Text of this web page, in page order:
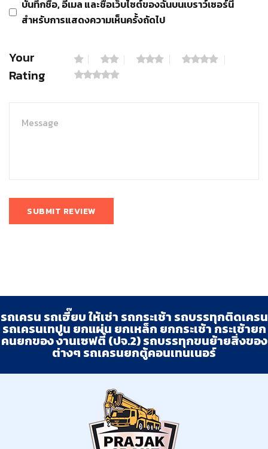
บันทึกชื่อ, อีเมล และชื่อเว็บไซต์ของฉันบนเบราว์เซอร์นี้
สำหรับการแสดงความเห็นครั้งถัดไป
Your
Rating
รถเครน รถเฮี๊ยบ ให้เช่า รถกระเช้า รถบรรทุกติดเครน
รถเครนเทปูน ยกแผ่น ยกเหล็ก ยกกระเช้า กระเช้ายก
คนยกของ งานเซฟตี้ (ปจ.2) รถบรรทุกขนย้ายสิ่งของ
ต่างๆ รถเครนยกตู้คอนเทนเนอร์